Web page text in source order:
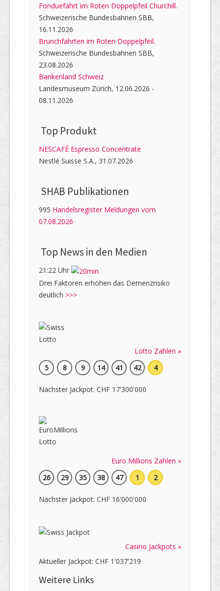
Fonduefahrt im Roten Doppelpfeil Churchill.
Schweizerische Bundesbahnen SBB,
16.11.2026
Brunchfahrten im Roten Doppelpfeil.
Schweizerische Bundesbahnen SBB,
23.08.2026
Bankenland Schweiz
Landesmuseum Zürich, 12.06.2026 -
08.11.2026
Top Produkt
NESCAFÉ Espresso Concentrate
Nestlé Suisse S.A., 31.07.2026
SHAB Publi­kati­onen
995 Handelsregister Meldungen vom
07.08.2026
Top News in den Medien
21:22 Uhr
Drei Faktoren erhöhen das Demenzrisiko
deutlich >>>
Lotto Zahlen »
5
8 9 14 41 42 4
Nächster Jackpot: CHF 17'300'000
Euro Millions Zahlen »
26
29 35 38 47 1 2
Nächster Jackpot: CHF 16'000'000
Casino Jackpots »
Aktueller Jackpot: CHF 1'037'219
Weitere Links